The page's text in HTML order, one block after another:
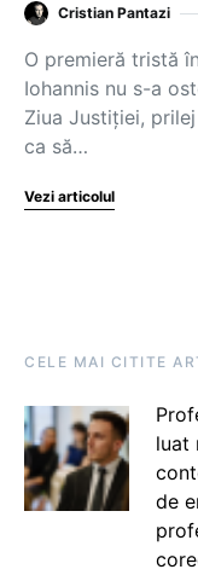
Cristian Pantazi
O premieră tristă
Iohannis nu s-a
Ziua Justiției,
ca să…
Vezi articolul
CELE MAI CITITE
luat
de